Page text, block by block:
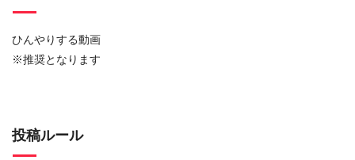
ひんやりする動画
※推奨となります
投稿ルール